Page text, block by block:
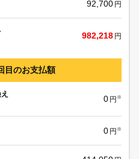
92,700 円
982,218 円
目のお支払額
0 円 ※
0 円 ※